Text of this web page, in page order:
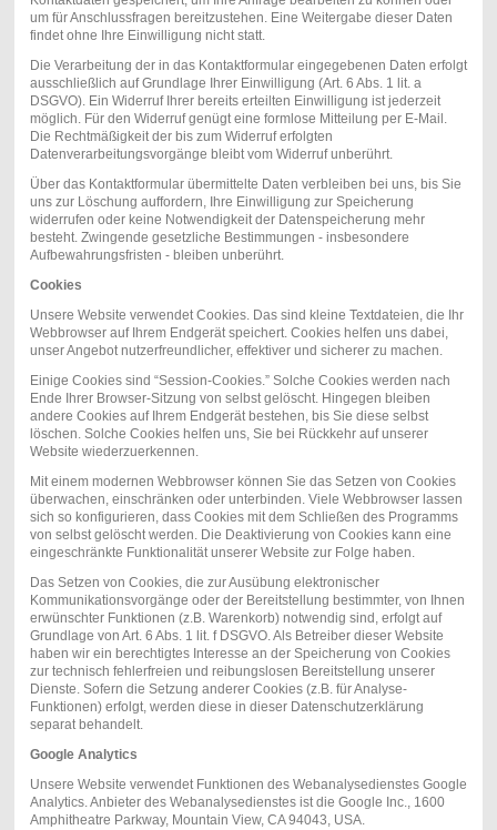
um für Anschlussfragen bereitzustehen. Eine Weitergabe dieser Daten
findet ohne Ihre Einwilligung nicht statt.
Die Verarbeitung der in das Kontaktformular eingegebenen Daten erfolgt
ausschließlich auf Grundlage Ihrer Einwilligung (Art. 6 Abs. 1 lit. a
DSGVO). Ein Widerruf Ihrer bereits erteilten Einwilligung ist jederzeit
möglich. Für den Widerruf genügt eine formlose Mitteilung per E-Mail.
Die Rechtmäßigkeit der bis zum Widerruf erfolgten
Datenverarbeitungsvorgänge bleibt vom Widerruf unberührt.
Über das Kontaktformular übermittelte Daten verbleiben bei uns, bis Sie
uns zur Löschung auffordern, Ihre Einwilligung zur Speicherung
widerrufen oder keine Notwendigkeit der Datenspeicherung mehr
besteht. Zwingende gesetzliche Bestimmungen - insbesondere
Aufbewahrungsfristen - bleiben unberührt.
Cookies
Unsere Website verwendet Cookies. Das sind kleine Textdateien, die Ihr
Webbrowser auf Ihrem Endgerät speichert. Cookies helfen uns dabei,
unser Angebot nutzerfreundlicher, effektiver und sicherer zu machen.
Einige Cookies sind “Session-Cookies.” Solche Cookies werden nach
Ende Ihrer Browser-Sitzung von selbst gelöscht. Hingegen bleiben
andere Cookies auf Ihrem Endgerät bestehen, bis Sie diese selbst
löschen. Solche Cookies helfen uns, Sie bei Rückkehr auf unserer
Website wiederzuerkennen.
Mit einem modernen Webbrowser können Sie das Setzen von Cookies
überwachen, einschränken oder unterbinden. Viele Webbrowser lassen
sich so konfigurieren, dass Cookies mit dem Schließen des Programms
von selbst gelöscht werden. Die Deaktivierung von Cookies kann eine
eingeschränkte Funktionalität unserer Website zur Folge haben.
Das Setzen von Cookies, die zur Ausübung elektronischer
Kommunikationsvorgänge oder der Bereitstellung bestimmter, von Ihnen
erwünschter Funktionen (z.B. Warenkorb) notwendig sind, erfolgt auf
Grundlage von Art. 6 Abs. 1 lit. f DSGVO. Als Betreiber dieser Website
haben wir ein berechtigtes Interesse an der Speicherung von Cookies
zur technisch fehlerfreien und reibungslosen Bereitstellung unserer
Dienste. Sofern die Setzung anderer Cookies (z.B. für Analyse-
Funktionen) erfolgt, werden diese in dieser Datenschutzerklärung
separat behandelt.
Google Analytics
Unsere Website verwendet Funktionen des Webanalysedienstes Google
Analytics. Anbieter des Webanalysedienstes ist die Google Inc., 1600
Amphitheatre Parkway, Mountain View, CA 94043, USA.